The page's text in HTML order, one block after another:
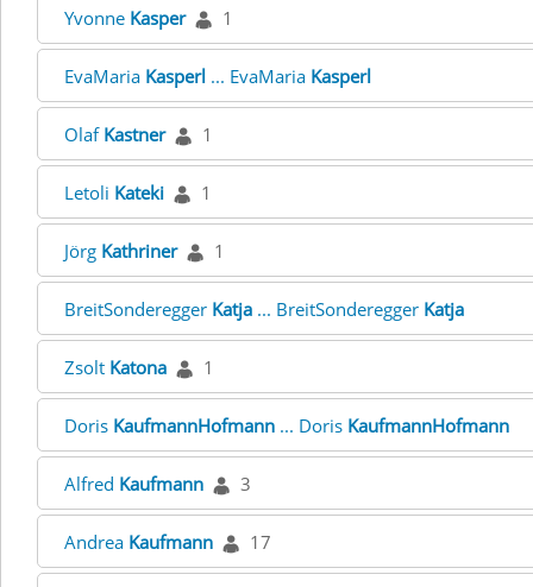
Yvonne Kasper 1
EvaMaria Kasperl ... EvaMaria Kasperl
Olaf Kastner 1
Letoli Kateki 1
Jörg Kathriner 1
BreitSonderegger Katja ... BreitSonderegger Katja
Zsolt Katona 1
Doris KaufmannHofmann ... Doris KaufmannHofmann
Alfred Kaufmann 3
Andrea Kaufmann 17